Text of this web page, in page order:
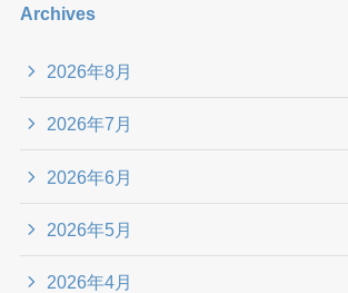
Archives
2026年8月
2026年7月
2026年6月
2026年5月
2026年4月